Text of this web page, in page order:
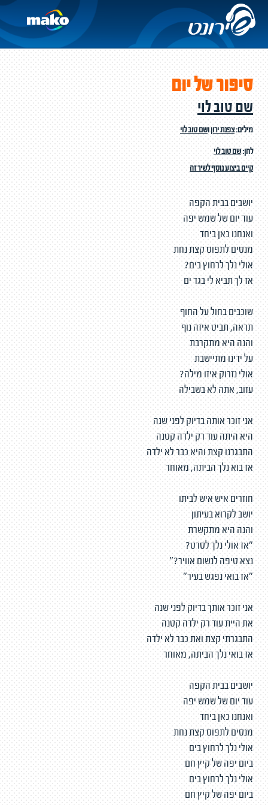
סיפור של יום
שם טוב לוי
מילים:צפנת ירוןושם טוב לוי
לחן:שם טוב לוי
קיים ביצוע נוסף לשיר זה
יושבים בבית הקפה
עוד יום של שמש יפה
ואנחנו כאן ביחד
מנסים לתפוס קצת נחת
אולי נלך לרחוץ בים?
אז לך תביא לי בגד ים
שוכבים בחול על החוף
תראה, תביט איזה נוף
והנה היא מתקרבת
על ידינו מתיישבת
אולי נזרוק איזו מילה?
עזוב, אתה לא בשבילה
אני זוכר אותה בדיוק לפני שנה
היא היתה עוד רק ילדה קטנה
התבגרנו קצת והיא כבר לא ילדה
אז בוא נלך הביתה, מאוחר
חוזרים איש איש לביתו
יושב לקרוא בעיתון
והנה היא מתקשרת
"אז אולי נלך לסרט?
נצא טיפה לנשום אוויר?"
"אז בואי נפגש בעיר"
אני זוכר אותך בדיוק לפני שנה
את היית עוד רק ילדה קטנה
התבגרתי קצת ואת כבר לא ילדה
אז בואי נלך הביתה, מאוחר
יושבים בבית הקפה
עוד יום של שמש יפה
ואנחנו כאן ביחד
מנסים לתפוס קצת נחת
אולי נלך לרחוץ בים
ביום יפה של קיץ חם
אולי נלך לרחוץ בים
ביום יפה של קיץ חם